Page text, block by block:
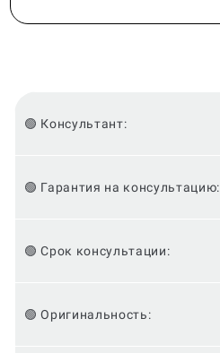
🟢 Консультант:
🟢 Гарантия на консультацию:
🟢 Срок консультации:
🟢 Оригинальность: